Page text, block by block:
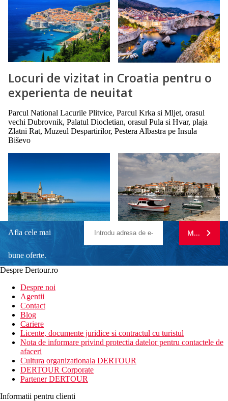
Locuri de vizitat in Croatia pentru o
experienta de neuitat
Parcul National Lacurile Plitvice, Parcul Krka si Mljet, orasul
vechi Dubrovnik, Palatul Diocletian, orasul Pula si Hvar, plaja
Zlatni Rat, Muzeul Despartirilor, Pestera Albastra pe Insula
Biševo
Afla cele mai
bune oferte.
newsletter!
MA
Despre Dertour.ro
Despre noi
Agentii
Contact
Blog
Cariere
Licente, documente juridice si contractul cu turistul
Nota de informare privind protectia datelor pentru contactele de
afaceri
Cultura organizationala DERTOUR
DERTOUR Corporate
Partener DERTOUR
Informatii pentru clienti